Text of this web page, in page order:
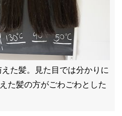
た髪。見た目では分かりに
た髪の方がごわごわとした